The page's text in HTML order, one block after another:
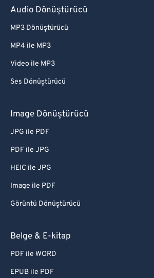
Audio Dönüştürücü
MP3 Dönüştürücü
MP4 ile MP3
Video ile MP3
Ses Dönüştürücü
Image Dönüştürücü
JPG ile PDF
PDF ile JPG
HEIC ile JPG
Image ile PDF
Görüntü Dönüştürücü
Belge & E-kitap
PDF ile WORD
EPUB ile PDF